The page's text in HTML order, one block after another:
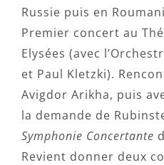
Russie puis en
Premier concert au
Elysées (avec
et Paul Kletzki).
Avigdor Arikha, puis
la demande de
Symphonie Concertante
Revient donner deux